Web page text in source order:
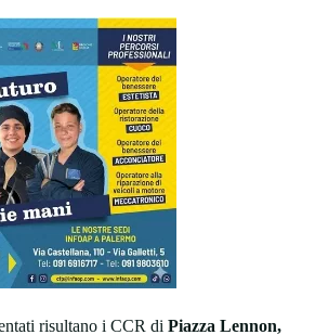
risultano i CCR di Piazza Lennon,